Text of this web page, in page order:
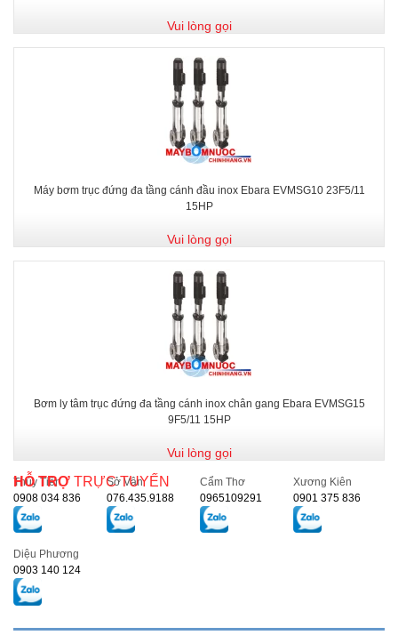
Vui lòng gọi
Máy bơm trục đứng đa tầng cánh đầu inox Ebara EVMSG10 23F5/11
15HP
Vui lòng gọi
Bơm ly tâm trục đứng đa tầng cánh inox chân gang Ebara EVMSG15
9F5/11 15HP
Vui lòng gọi
HỖ TRỢ TRỰC TUYẾN
Thủy Tiên
0908 034 836
Sở Vân
076.435.9188
Cẩm Thơ
0965109291
Xương Kiên
0901 375 836
Diệu Phương
0903 140 124